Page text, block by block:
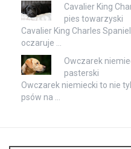
Cavalier King
pies towarzyski
Cavalier King Charles
oczaruje …
Owczarek
pasterski
Owczarek niemiecki to nie
psów na …